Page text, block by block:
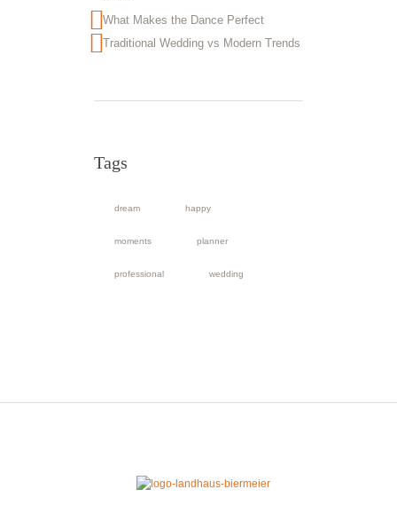
What Makes the Dance Perfect
Traditional Wedding vs Modern Trends
Tags
dream happy
moments planner
professional wedding